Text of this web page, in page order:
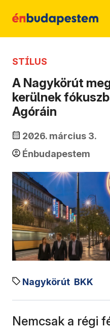
STÍLUS
A Nagykörút
kerülnek
Agóráin
2026. március 3.
Énbudapestem
Nagykörút BKK
Nemcsak a régi